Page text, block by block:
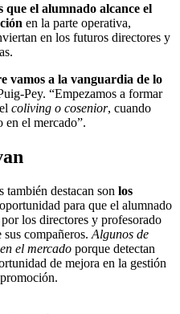
que el alumnado alcance el
en la parte operativa,
en los futuros directores y
vamos a la vanguardia de lo
Pey. “Empezamos a formar
coliving o cosenior, cuando
en el mercado”.
también destacan son los
para que el alumnado
los directores y profesorado
compañeros. Algunos de
el mercado porque detectan
de mejora en la gestión